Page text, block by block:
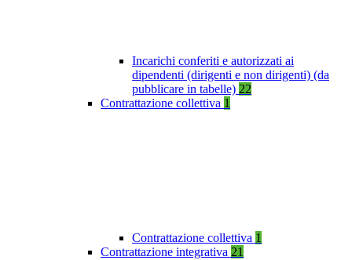
Incarichi conferiti e autorizzati ai
dipendenti (dirigenti e non dirigenti) (da
pubblicare in tabelle) 22
Contrattazione collettiva 1
Contrattazione collettiva 1
Contrattazione integrativa 21